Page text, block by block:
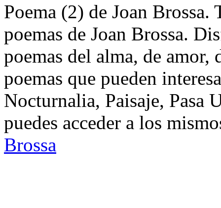
Poema (2) de Joan
poemas de Joan Brossa.
poemas del alma, de
poemas que pueden
Nocturnalia, Paisaje, Pasa
puedes acceder a los
Brossa